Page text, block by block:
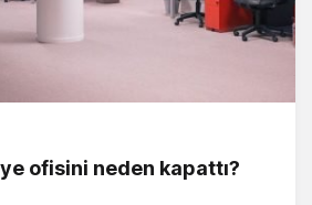
ofisini neden kapattı?